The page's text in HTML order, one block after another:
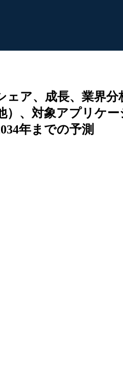
ェア、成長、業界
、対象アプリケ
年までの予測